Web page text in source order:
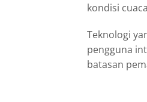
kondisi
Teknologi
pengguna
batasan